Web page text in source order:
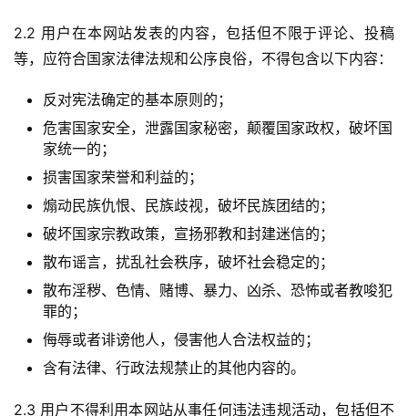
2.2 用户在本网站发表的内容，包括但不限于评论、投稿
等，应符合国家法律法规和公序良俗，不得包含以下内容：
反对宪法确定的基本原则的；
危害国家安全，泄露国家秘密，颠覆国家政权，破坏国
家统一的；
损害国家荣誉和利益的；
煽动民族仇恨、民族歧视，破坏民族团结的；
破坏国家宗教政策，宣扬邪教和封建迷信的；
散布谣言，扰乱社会秩序，破坏社会稳定的；
散布淫秽、色情、赌博、暴力、凶杀、恐怖或者教唆犯
罪的；
侮辱或者诽谤他人，侵害他人合法权益的；
含有法律、行政法规禁止的其他内容的。
2.3 用户不得利用本网站从事任何违法违规活动，包括但不